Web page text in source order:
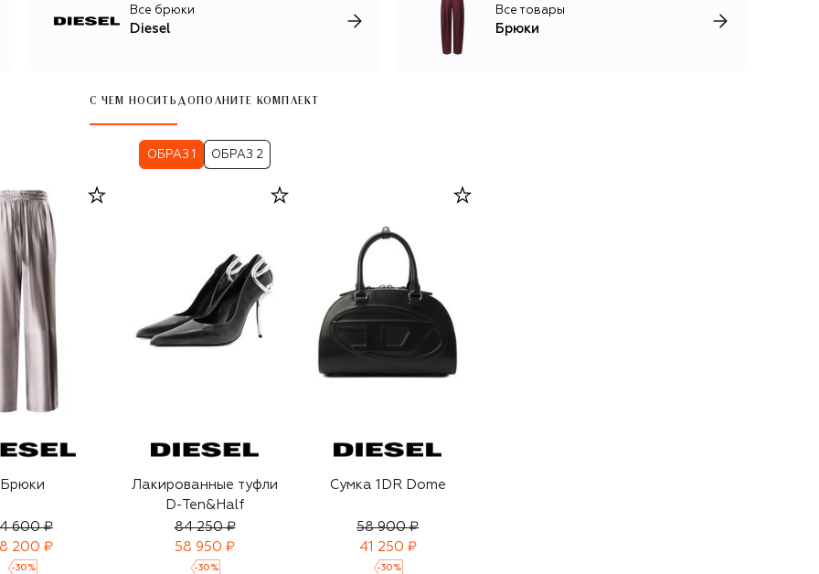
классические и с экстремально низкой посадкой джинсы,
платья и топы в бельевом стиле, а также сумки и обувь.
Все брюки
Diesel
Все товары
Брюки
С ЧЕМ НОСИТЬ ДОПОЛНИТЕ КОМПЛЕКТ
ОБРАЗ 1 ОБРАЗ 2
Брюки
600 ₽
200 ₽
-30 %
Лакированные туфли
D-Ten&Half
84 250 ₽
58 950 ₽
-30 %
Сумка 1DR Dome
58 900 ₽
41 250 ₽
-30 %